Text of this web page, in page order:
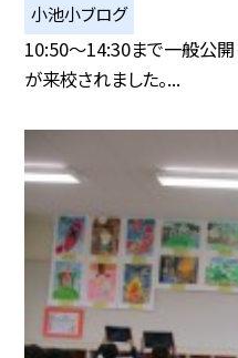
小池小ブログ
10:50〜14:30まで一般公開
が来校されました。...